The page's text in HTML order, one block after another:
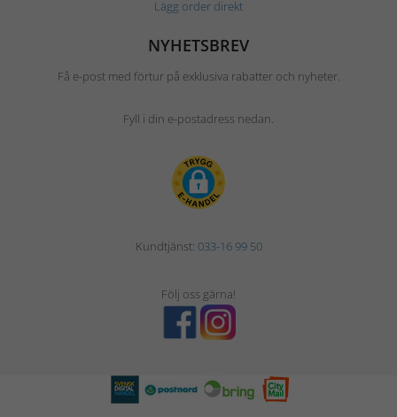
Lägg order direkt
NYHETSBREV
Få e-post med förtur på exklusiva rabatter och nyheter.
Fyll i din e-postadress nedan.
Kundtjänst: 033-16 99 50
Följ oss gärna!